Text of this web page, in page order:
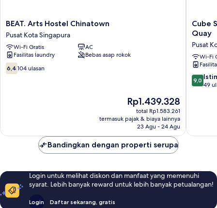
BEAT.
Arts
Hostel
Chinatown
Pusat
Kota
Singapura
BEAT. Arts Hostel Chinatown
Pusat Kota Singapura
Wi-Fi Gratis
AC
Fasilitas laundry
Bebas asap rokok
6.4
dari
6,4 104 ulasan
Harga
sekarang
Rp1.439.328
Rp1.439.328
total Rp1.583.261
termasuk pajak & biaya lainnya
23 Agu - 24 Agu
Cube
Social
Capsule
Hotel
@
Boat
Quay
Cube
Quay
Pusat
Wi-Fi
9.0
dari
9,0
49
Bandingkan dengan properti serupa
Login untuk melihat diskon dan manfaat yang memenuhi
syarat. Lebih banyak reward untuk lebih banyak petualangan!
Login Daftar sekarang, gratis